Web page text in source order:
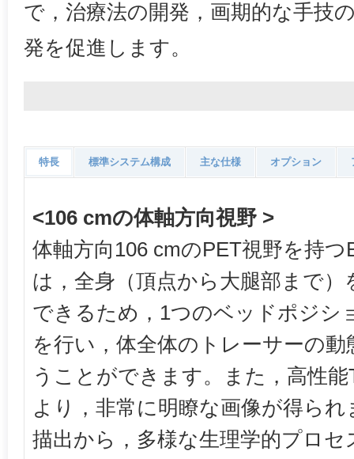
で，治療法の開発，画期的な手技
発を促進します。
特長 標準システム構成 主な仕様 オプション
<106 cmの体軸方向視野 >
体軸方向106 cmのPET視野を持つ
は，全身（頂点から大腿部まで
できるため，1つのベッドポジシ
を行い，体全体のトレーサーの
うことができます。また，高性
より，非常に明瞭な画像が得ら
描出から，多様な生理学的プロセ